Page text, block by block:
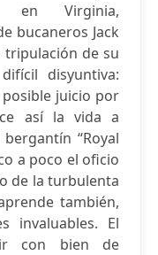
en Virginia,
bucaneros Jack
tripulación de su
disyuntiva:
juicio por
así la vida a
“Royal
a poco el oficio
de la turbulenta
también,
invaluables. El
con bien de